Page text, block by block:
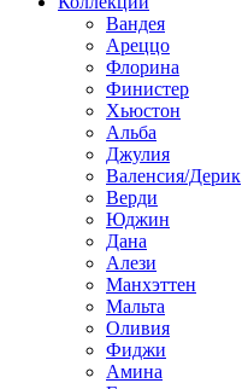
Вандея
Ареццо
Флорина
Финистер
Хьюстон
Альба
Джулия
Валенсия/Дерик
Верди
Юджин
Дана
Алези
Манхэттен
Мальта
Оливия
Фиджи
Амина